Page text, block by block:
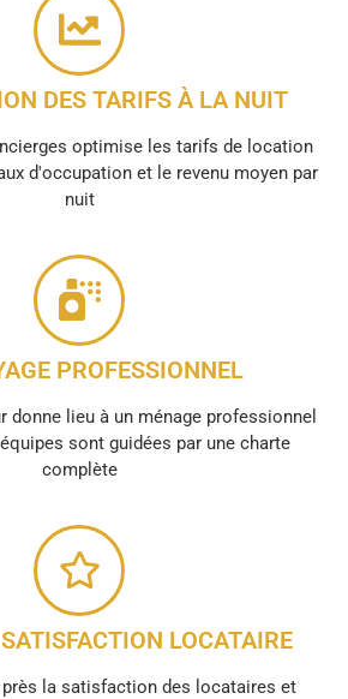
DES TARIFS À LA NUIT
optimise les tarifs de location
d'occupation et le revenu moyen par
nuit
PROFESSIONNEL
donne lieu à un ménage professionnel
sont guidées par une charte
complète
LOCATAIRE
la satisfaction des locataires et